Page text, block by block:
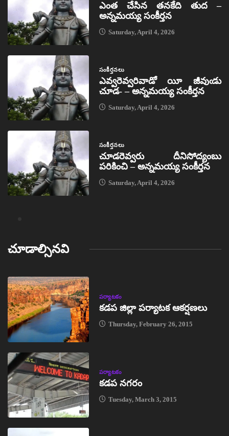
ఎంత చేసిన తనకేది తుద –
అన్నమయ్య సంకీర్తన
Saturday, April 4, 2026
సంకీర్తనలు
ఎవ్వరెవ్వరివాడో యీ జీవుఁడు
చూడ- – అన్నమయ్య సంకీర్తన
Saturday, April 4, 2026
సంకీర్తనలు
చూడరెవ్వరు దీనిసోద్యంబు
పరికించి – అన్నమయ్య సంకీర్తన
Saturday, April 4, 2026
చూడాల్సినవి
పర్యాటకం
కడప జిల్లా పర్యాటక ఆకర్షణలు
Thursday, February 26, 2015
పర్యాటకం
కడప నగరం
Tuesday, March 3, 2015